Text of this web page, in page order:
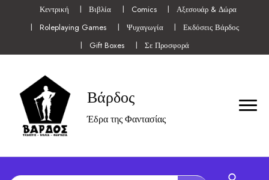
Κεντρική Βιβλία Comics
Αξεσουάρ & Δώρα
Roleplaying Games
Ψυχαγωγία
Εκδόσεις Βάρδος
Gift Boxes
Σε Προσφορά
Βάρδος
Έδρα της Φαντασίας